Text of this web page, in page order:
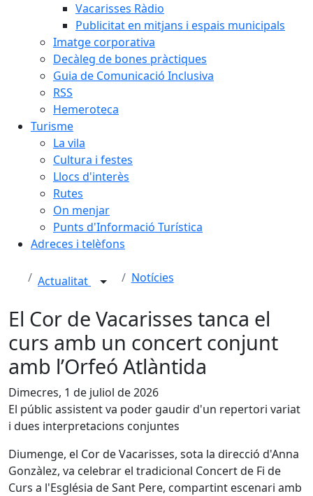
Vacarisses Ràdio
Publicitat en mitjans i espais municipals
Imatge corporativa
Decàleg de bones pràctiques
Guia de Comunicació Inclusiva
RSS
Hemeroteca
Turisme
La vila
Cultura i festes
Llocs d'interès
Rutes
On menjar
Punts d'Informació Turística
Adreces i telèfons
Actualitat Notícies
El Cor de Vacarisses tanca el
curs amb un concert conjunt
amb l’Orfeó Atlàntida
Dimecres, 1 de juliol de 2026
El públic assistent va poder gaudir d'un repertori variat
i dues interpretacions conjuntes
Diumenge, el Cor de Vacarisses, sota la direcció d'Anna
Gonzàlez, va celebrar el tradicional Concert de Fi de
Curs a l'Església de Sant Pere, compartint escenari amb